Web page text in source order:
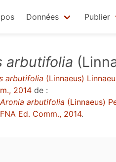
Données Publier
arbutifolia
arbutifolia (Linnaeus)
2014 de :
Aronia arbutifolia (Linnaeus)
FNA Ed. Comm., 2014.